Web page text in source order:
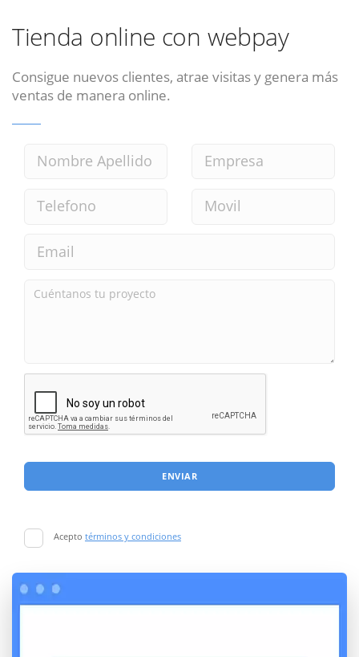
Tienda online con webpay
Consigue nuevos clientes, atrae visitas y genera más
ventas de manera online.
ENVIAR
Acepto términos y condiciones